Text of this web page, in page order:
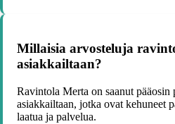
Millaisia arvosteluja
asiakkailtaan?
Ravintola Merta on saanut pääosin
asiakkailtaan, jotka ovat kehuneet
laatua ja palvelua.